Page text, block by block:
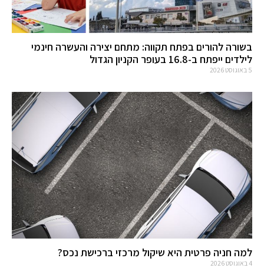
בשורה להורים בפתח תקווה: מתחם יצירה והעשרה חינמי
לילדים ייפתח ב-16.8 בעופר הקניון הגדול
5 באוגוסט 2026
למה חניה פרטית היא שיקול מרכזי ברכישת נכס?
4 באוגוסט 2026